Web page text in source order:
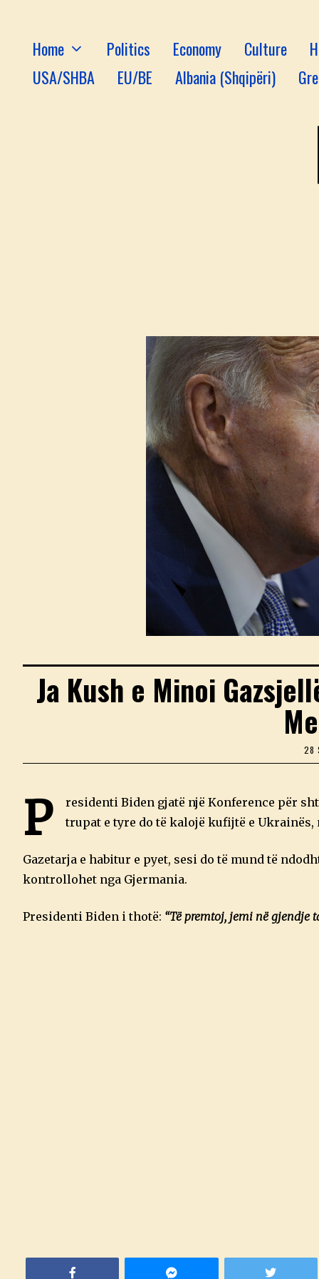
Home Politics Economy Culture
USA/SHBA
EU/BE Albania (Shqipëri)
Ja Kush e Minoi
28
P
residenti Biden gjatë një Konference për
trupat e tyre do të kalojë kufijtë e Ukrainës,
Gazetarja e habitur e pyet, sesi do të mund të
kontrollohet nga Gjermania.
Presidenti Biden i thotë: “Të premtoj, jemi në gjendje